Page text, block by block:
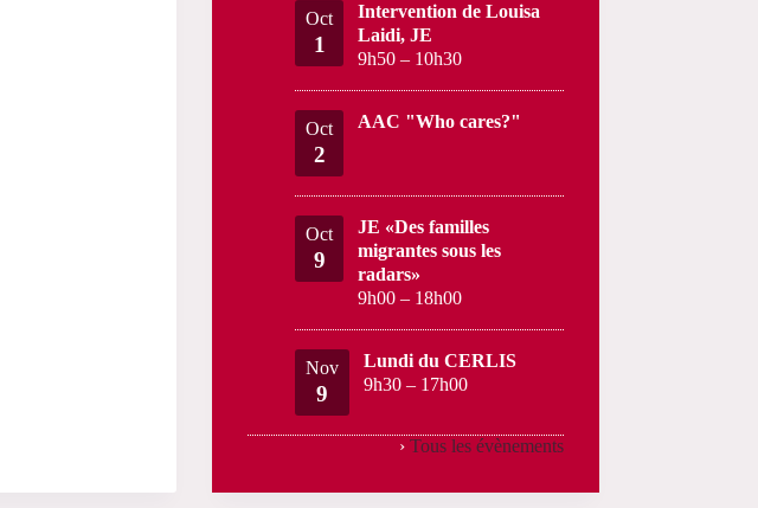
Oct
1
Intervention de Louisa
Laidi, JE
9h50 – 10h30
Oct
2
AAC "Who cares?"
Oct
9
JE «Des familles
migrantes sous les
radars»
9h00 – 18h00
Nov
9
Lundi du CERLIS
9h30 – 17h00
› Tous les évènements